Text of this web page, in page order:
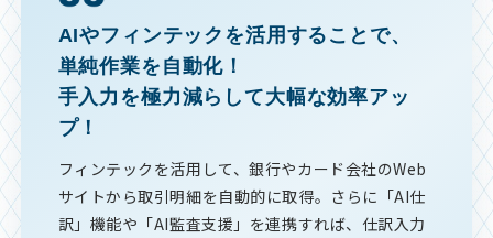
AIやフィンテックを活用することで、
単純作業を自動化！
手入力を極力減らして大幅な効率アッ
プ！
フィンテックを活用して、銀行やカード会社のWeb
サイトから取引明細を自動的に取得。さらに「AI仕
訳」機能や「AI監査支援」を連携すれば、仕訳入力